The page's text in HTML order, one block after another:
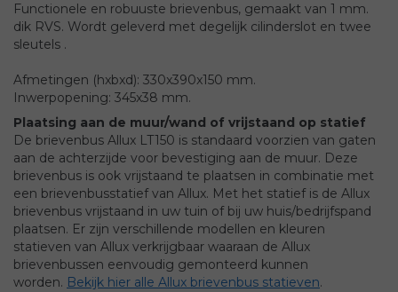
Functionele en robuuste brievenbus, gemaakt van 1 mm.
dik RVS. Wordt geleverd met degelijk cilinderslot en twee
sleutels .
Afmetingen (hxbxd): 330x390x150 mm.
Inwerpopening: 345x38 mm.
Plaatsing aan de muur/wand of vrijstaand op statief
De brievenbus Allux LT150 is standaard voorzien van gaten
aan de achterzijde voor bevestiging aan de muur. Deze
brievenbus is ook vrijstaand te plaatsen in combinatie met
een brievenbusstatief van Allux. Met het statief is de Allux
brievenbus vrijstaand in uw tuin of bij uw huis/bedrijfspand
plaatsen. Er zijn verschillende modellen en kleuren
statieven van Allux verkrijgbaar waaraan de Allux
brievenbussen eenvoudig gemonteerd kunnen
worden. Bekijk hier alle Allux brievenbus statieven.